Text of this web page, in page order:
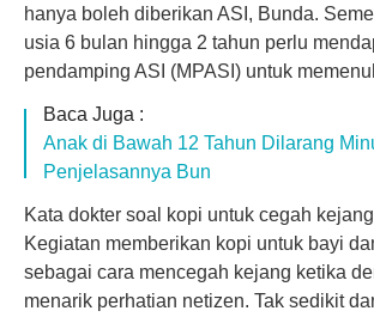
hanya boleh diberikan ASI, Bunda.
usia 6 bulan hingga 2 tahun perlu
pendamping ASI (MPASI) untuk
Baca Juga :
Anak di Bawah 12 Tahun Dilarang
Penjelasannya Bun
Kata dokter soal kopi untuk cegah kejang
Kegiatan memberikan kopi untuk bayi
sebagai cara mencegah kejang ketika
menarik perhatian netizen. Tak sedikit